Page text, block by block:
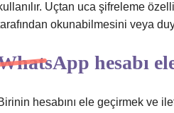
Uçtan uca şifreleme
okunabilmesini veya
hesabı
hesabını ele geçirmek ve